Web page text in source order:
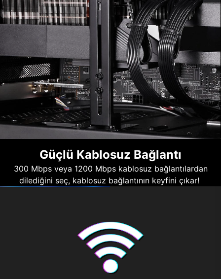
Güçlü Kablosuz Bağlantı
300 Mbps veya 1200 Mbps kablosuz bağlantılardan
dilediğini seç, kablosuz bağlantının keyfini çıkar!